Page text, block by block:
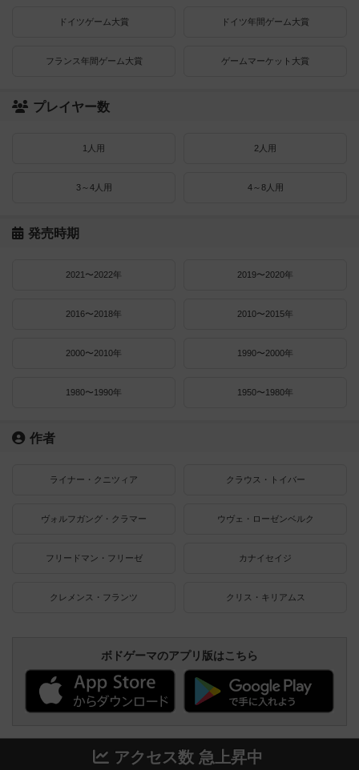
ドイツゲーム大賞 ドイツ年間ゲーム大賞
フランス年間ゲーム大賞 ゲームマーケット大賞
プレイヤー数
1人用 2人用
3～4人用 4～8人用
発売時期
2021〜2022年 2019〜2020年
2016〜2018年 2010〜2015年
2000〜2010年 1990〜2000年
1980〜1990年 1950〜1980年
作者
ライナー・クニツィア クラウス・トイバー
ヴォルフガング・クラマー ウヴェ・ローゼンベルク
フリードマン・フリーゼ カナイセイジ
クレメンス・フランツ クリス・キリアムス
ボドゲーマのアプリ版はこちら
アクセス数 急上昇中